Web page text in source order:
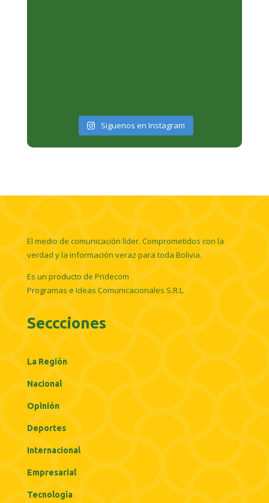
Siguenos en Instagram
El medio de comunicación líder. Comprometidos con la
verdad y la información veraz para toda Bolivia.
Es un producto de Pridecom
Programas e Ideas Comunicacionales S.R.L.
Seccciones
La Región
Nacional
Opinión
Deportes
Internacional
Empresarial
Tecnología